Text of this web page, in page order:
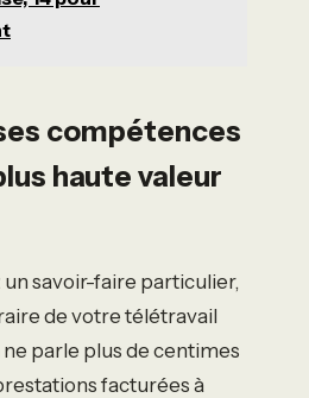
compétences
haute valeur
un savoir-faire particulier,
de votre télétravail
parle plus de centimes
facturées à